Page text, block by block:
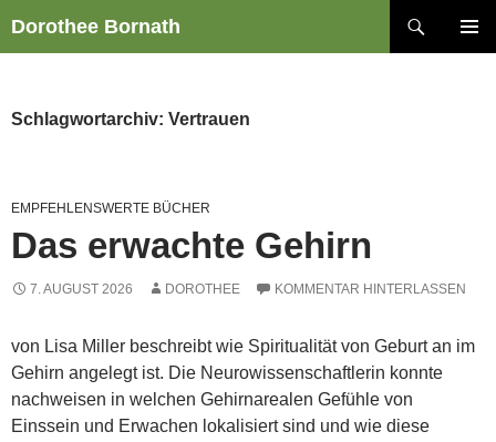
Inhalt
Dorothee Bornath
Schlagwortarchiv: Vertrauen
EMPFEHLENSWERTE BÜCHER
Das erwachte Gehirn
7. AUGUST 2026 DOROTHEE KOMMENTAR HINTERLASSEN
von Lisa Miller beschreibt wie Spiritualität von Geburt an im
Gehirn angelegt ist. Die Neurowissenschaftlerin konnte
nachweisen in welchen Gehirnarealen Gefühle von
Einssein und Erwachen lokalisiert sind und wie diese